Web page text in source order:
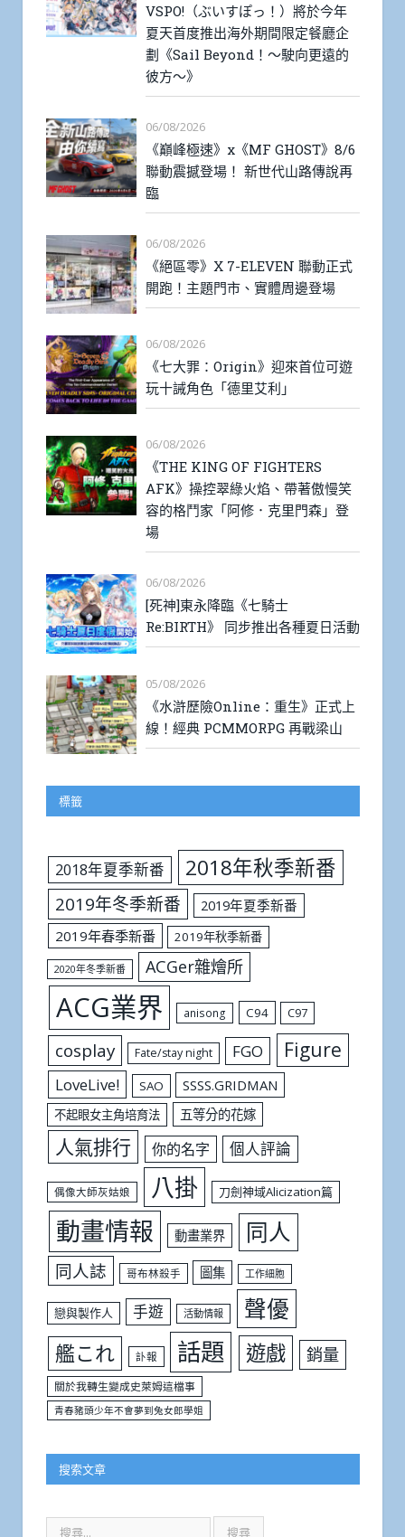
VSPO!（ぶいすぽっ！）將於今年
夏天首度推出海外期間限定餐廳企
劃《Sail Beyond！～駛向更遠的
彼方～》
06/08/2026
《巔峰極速》x《MF GHOST》8/6
聯動震撼登場！ 新世代山路傳說再
臨
06/08/2026
《絕區零》X 7-ELEVEN 聯動正式
開跑！主題門市、實體周邊登場
06/08/2026
《七大罪：Origin》迎來首位可遊
玩十誡角色「德里艾利」
06/08/2026
《THE KING OF FIGHTERS
AFK》操控翠綠火焰、帶著傲慢笑
容的格鬥家「阿修．克里門森」登
場
06/08/2026
[死神]東永降臨《七騎士
Re:BIRTH》 同步推出各種夏日活動
05/08/2026
《水滸歷險Online：重生》正式上
線！經典 PCMMORPG 再戰梁山
標籤
2018年夏季新番 2018年秋季新番
2019年冬季新番
2019年夏季新番
2019年春季新番
2019年秋季新番
2020年冬季新番 ACGer雜燴所
ACG業界 anisong C94 C97
cosplay Fate/stay night FGO Figure
LoveLive! SAO SSSS.GRIDMAN
不起眼女主角培育法 五等分的花嫁
人氣排行 你的名字 個人評論
偶像大師灰姑娘 八掛 刀劍神域Alicization篇
動畫情報 動畫業界 同人
同人誌 哥布林殺手 圖集 工作細胞
戀與製作人 手遊 活動情報 聲優
艦これ 訃報 話題 遊戲 銷量
關於我轉生變成史萊姆這檔事
青春豬頭少年不會夢到兔女郎學姐
搜索文章